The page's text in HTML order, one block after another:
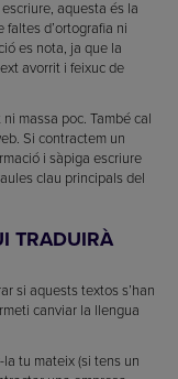
aquesta és la
faltes d’ortografia ni
es nota, ja que la
avorrit i feixuc de
massa poc. També cal
Si contractem un
i sàpiga escriure
clau principals del
TRADUIRÀ
si aquests textos s’han
canviar la llengua
tu mateix (si tens un